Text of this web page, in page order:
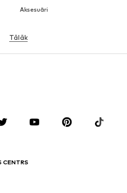
Aksesuāri
Nike Sportswear
Tālāk
CENTRS